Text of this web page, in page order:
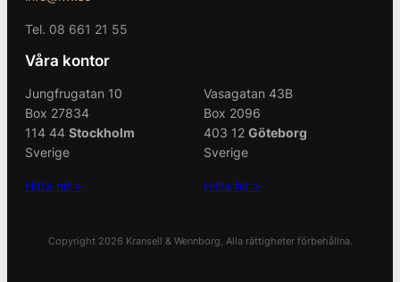
Tel. 08 661 21 55
Våra kontor
Jungfrugatan 10
Box 27834
114 44 Stockholm
Sverige
Hitta hit >
Vasagatan 43B
Box 2096
403 12 Göteborg
Sverige
Hitta hit >
Copyright 2026 Kransell & Wennborg, Alla rättigheter förbehållna.